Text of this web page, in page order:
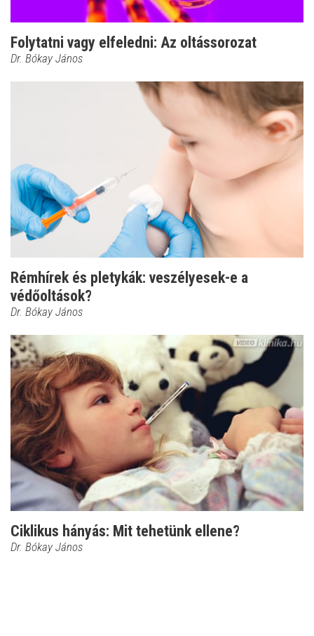
Folytatni vagy elfeledni: Az oltássorozat
Dr. Bókay János
Rémhírek és pletykák: veszélyesek-e a
védőoltások?
Dr. Bókay János
Ciklikus hányás: Mit tehetünk ellene?
Dr. Bókay János